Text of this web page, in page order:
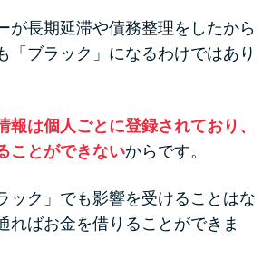
が長期延滞や債務整理をしたから
「ブラック」になるわけではあり
報は個人ごとに登録されており、
ことができないからです。
ック」でも影響を受けることはな
ればお金を借りることができま